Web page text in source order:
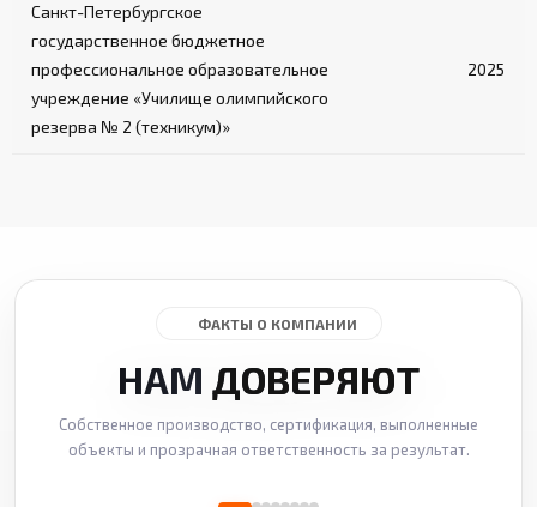
Санкт-Петербургское
государственное бюджетное
профессиональное образовательное
учреждение «Училище олимпийского
резерва № 2 (техникум)»
2025
ФАКТЫ О КОМПАНИИ
НАМ ДОВЕРЯЮТ
Собственное производство, сертификация, выполненные
объекты и прозрачная ответственность за результат.